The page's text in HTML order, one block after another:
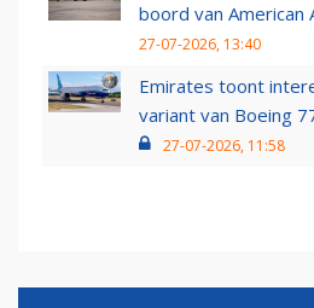
boord van American
27-07-2026, 13:40
Emirates toont
variant van Boeing
27-07-2026, 11:58